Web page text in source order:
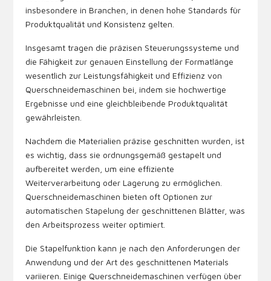
insbesondere in Branchen, in denen hohe Standards für
Produktqualität und Konsistenz gelten.
Insgesamt tragen die präzisen Steuerungssysteme und
die Fähigkeit zur genauen Einstellung der Formatlänge
wesentlich zur Leistungsfähigkeit und Effizienz von
Querschneidemaschinen bei, indem sie hochwertige
Ergebnisse und eine gleichbleibende Produktqualität
gewährleisten.
Nachdem die Materialien präzise geschnitten wurden, ist
es wichtig, dass sie ordnungsgemäß gestapelt und
aufbereitet werden, um eine effiziente
Weiterverarbeitung oder Lagerung zu ermöglichen.
Querschneidemaschinen bieten oft Optionen zur
automatischen Stapelung der geschnittenen Blätter, was
den Arbeitsprozess weiter optimiert.
Die Stapelfunktion kann je nach den Anforderungen der
Anwendung und der Art des geschnittenen Materials
variieren. Einige Querschneidemaschinen verfügen über